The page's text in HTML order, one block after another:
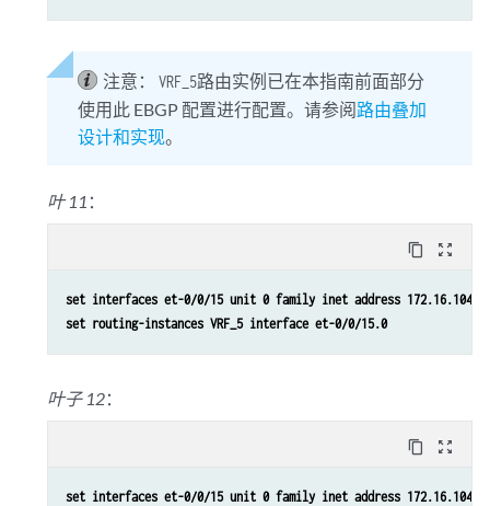
注意： VRF_5路由实例已在本指南前面部分
使用此 EBGP 配置进行配置。请参阅路由叠加
设计和实现。
叶 11 ：
content_copy zoom_out_map
set interfaces et-0/0/15 unit 0 family inet address
set routing-instances VRF_5 interface et-0/0/15.0
叶子 12：
content_copy zoom_out_map
set interfaces et-0/0/15 unit 0 family inet address